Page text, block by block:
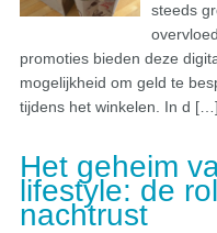
steeds
promoties bieden deze
mogelijkheid om geld te
tijdens het winkelen. In d […]
Het geheim
lifestyle: de
nachtrust